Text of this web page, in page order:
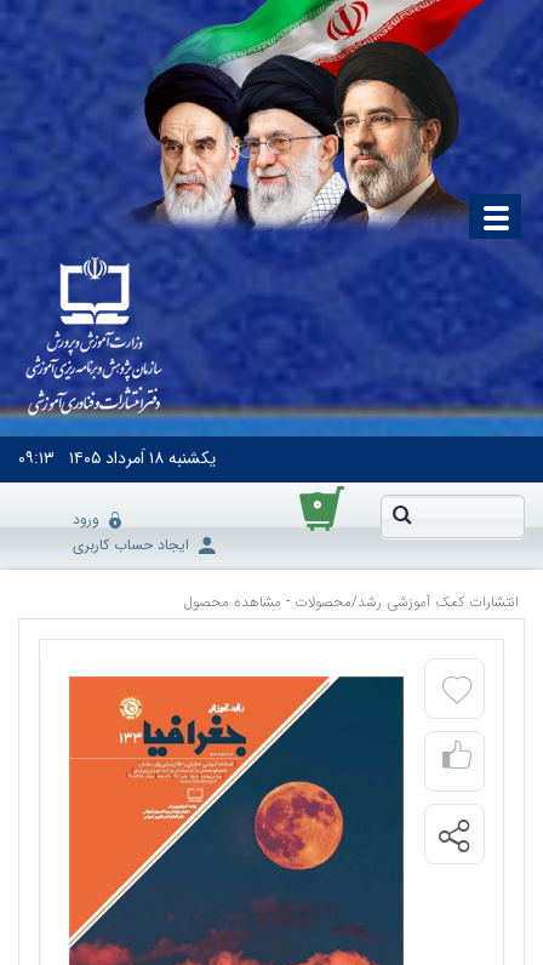
یکشنبه۱۸ اَمرداد ۱۴۰۵ ۰۹:۱۳
۰
ورود
ایجاد حساب کاربری
انتشارات کمک آموزشی رشد/محصولات - مشاهده محصول